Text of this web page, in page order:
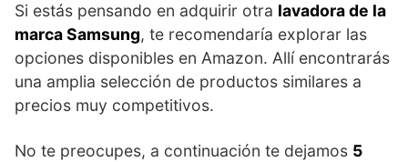
Si estás pensando en adquirir otra lavadora de la
marca Samsung, te recomendaría explorar las
opciones disponibles en Amazon. Allí encontrarás
una amplia selección de productos similares a
precios muy competitivos.
No te preocupes, a continuación te dejamos 5